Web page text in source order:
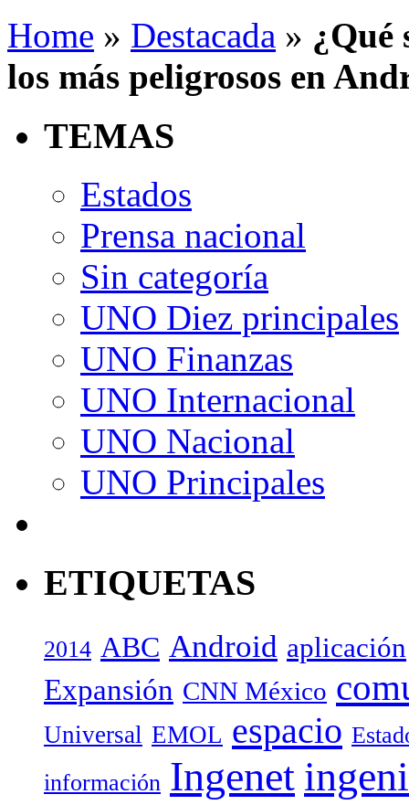
Home » Destacada » ¿Qué
los más peligrosos en
TEMAS
Estados
Prensa nacional
Sin categoría
UNO Diez principales
UNO Finanzas
UNO Internacional
UNO Nacional
UNO Principales
ETIQUETAS
2014 ABC Android aplicación
Expansión CNN México
Universal EMOL espacio
información Ingenet